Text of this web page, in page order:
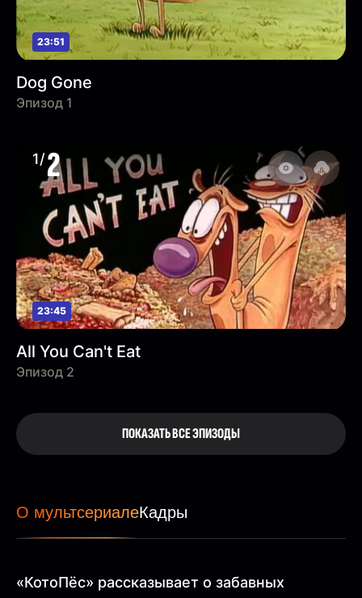
23:51
Dog Gone
Эпизод 1
1/2
23:45
All You Can't Eat
Эпизод 2
ПОКАЗАТЬ ВСЕ ЭПИЗОДЫ
О мультсериалеКадры
«КотоПёс» рассказывает о забавных